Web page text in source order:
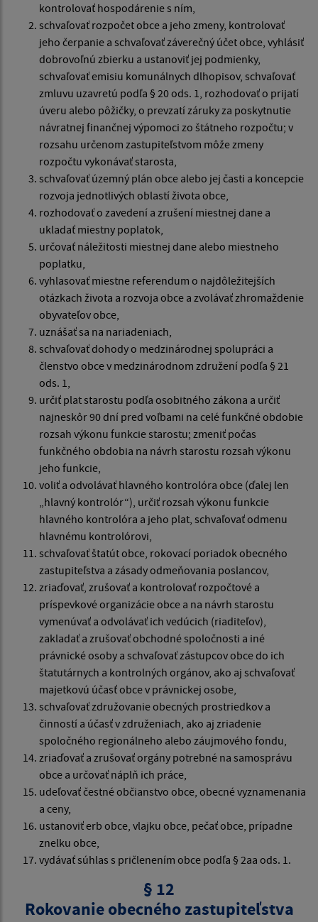
kontrolovať hospodárenie s ním,
schvaľovať rozpočet obce a jeho zmeny, kontrolovať
jeho čerpanie a schvaľovať záverečný účet obce, vyhlásiť
dobrovoľnú zbierku a ustanoviť jej podmienky,
schvaľovať emisiu komunálnych dlhopisov, schvaľovať
zmluvu uzavretú podľa § 20 ods. 1, rozhodovať o prijatí
úveru alebo pôžičky, o prevzatí záruky za poskytnutie
návratnej finančnej výpomoci zo štátneho rozpočtu; v
rozsahu určenom zastupiteľstvom môže zmeny
rozpočtu vykonávať starosta,
schvaľovať územný plán obce alebo jej časti a koncepcie
rozvoja jednotlivých oblastí života obce,
rozhodovať o zavedení a zrušení miestnej dane a
ukladať miestny poplatok,
určovať náležitosti miestnej dane alebo miestneho
poplatku,
vyhlasovať miestne referendum o najdôležitejších
otázkach života a rozvoja obce a zvolávať zhromaždenie
obyvateľov obce,
uznášať sa na nariadeniach,
schvaľovať dohody o medzinárodnej spolupráci a
členstvo obce v medzinárodnom združení podľa § 21
ods. 1,
určiť plat starostu podľa osobitného zákona a určiť
najneskôr 90 dní pred voľbami na celé funkčné obdobie
rozsah výkonu funkcie starostu; zmeniť počas
funkčného obdobia na návrh starostu rozsah výkonu
jeho funkcie,
voliť a odvolávať hlavného kontrolóra obce (ďalej len
„hlavný kontrolór“), určiť rozsah výkonu funkcie
hlavného kontrolóra a jeho plat, schvaľovať odmenu
hlavnému kontrolórovi,
schvaľovať štatút obce, rokovací poriadok obecného
zastupiteľstva a zásady odmeňovania poslancov,
zriaďovať, zrušovať a kontrolovať rozpočtové a
príspevkové organizácie obce a na návrh starostu
vymenúvať a odvolávať ich vedúcich (riaditeľov),
zakladať a zrušovať obchodné spoločnosti a iné
právnické osoby a schvaľovať zástupcov obce do ich
štatutárnych a kontrolných orgánov, ako aj schvaľovať
majetkovú účasť obce v právnickej osobe,
schvaľovať združovanie obecných prostriedkov a
činností a účasť v združeniach, ako aj zriadenie
spoločného regionálneho alebo záujmového fondu,
zriaďovať a zrušovať orgány potrebné na samosprávu
obce a určovať náplň ich práce,
udeľovať čestné občianstvo obce, obecné vyznamenania
a ceny,
ustanoviť erb obce, vlajku obce, pečať obce, prípadne
znelku obce,
vydávať súhlas s pričlenením obce podľa § 2aa ods. 1.
§ 12
Rokovanie obecného zastupiteľstva